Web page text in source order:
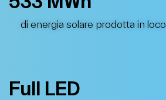
di energia solare prodotta in loco
Full LED